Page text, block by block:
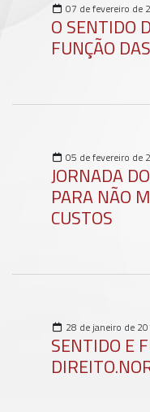
07 de fevereiro de
O SENTIDO
FUNÇÃO
05 de fevereiro de
JORNADA
PARA NÃO
CUSTOS
28 de janeiro de
SENTIDO E